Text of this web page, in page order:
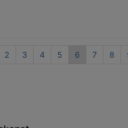
Seite
2 Seite
3 Seite
4 Seite
5
Aktuelle
6 Seite
7 Seite
8